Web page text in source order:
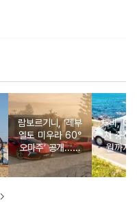
람보르기니, ‘레부
엘토 미우라 60°
오마주’ 공개...최
초에 바치는 99대
의 헌정
채비, 이
차 충전
월까지
영…“휴
도로 충